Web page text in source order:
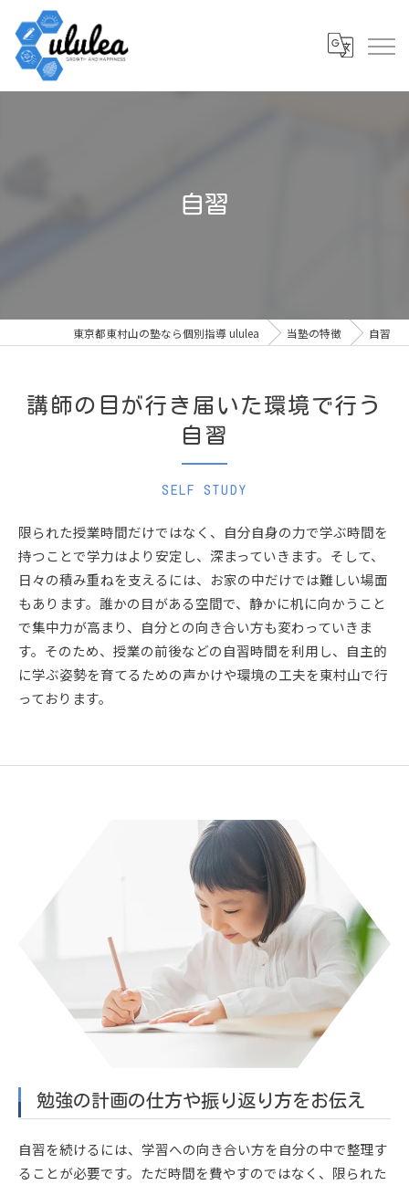
自習
東京都東村山の塾なら個別指導 ululea 当塾の特徴 自習
講師の目が行き届いた環境で行う
自習
SELF STUDY
限られた授業時間だけではなく、自分自身の力で学ぶ時間を
持つことで学力はより安定し、深まっていきます。そして、
日々の積み重ねを支えるには、お家の中だけでは難しい場面
もあります。誰かの目がある空間で、静かに机に向かうこと
で集中力が高まり、自分との向き合い方も変わっていきま
す。そのため、授業の前後などの自習時間を利用し、自主的
に学ぶ姿勢を育てるための声かけや環境の工夫を東村山で行
っております。
勉強の計画の仕方や振り返り方をお伝え
自習を続けるには、学習への向き合い方を自分の中で整理す
ることが必要です。ただ時間を費やすのではなく、限られた